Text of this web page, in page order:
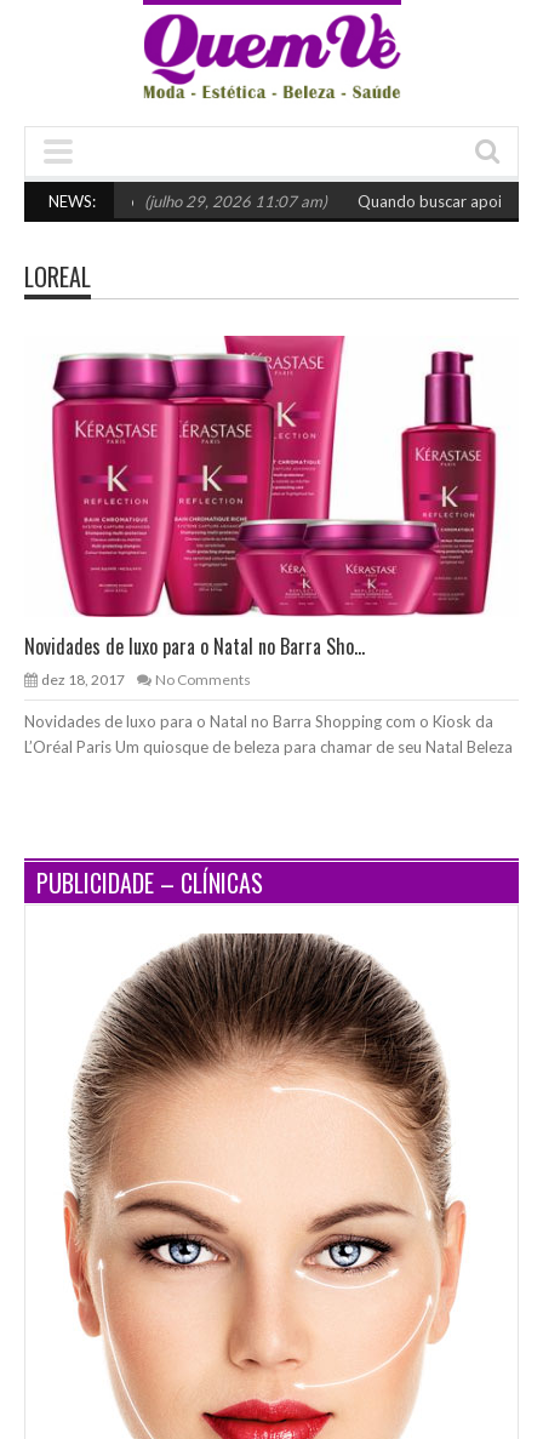
NEWS:
o certo (julho 29, 2026 11:07 am) Quando buscar apoio
LOREAL
Novidades de luxo para o Natal no Barra Sho...
dez 18, 2017 No Comments
Novidades de luxo para o Natal no Barra Shopping com o Kiosk da
L’Oréal Paris Um quiosque de beleza para chamar de seu Natal Beleza
PUBLICIDADE – CLÍNICAS